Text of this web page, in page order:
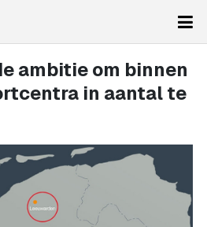
ambitie om binnen
in aantal te